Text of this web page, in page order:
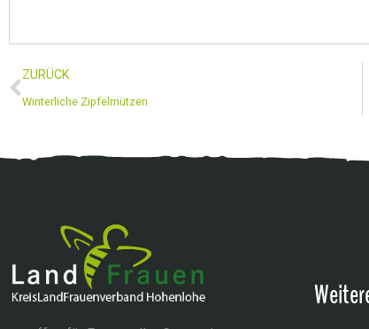
ZURÜCK
Winterliche Zipfelmützen